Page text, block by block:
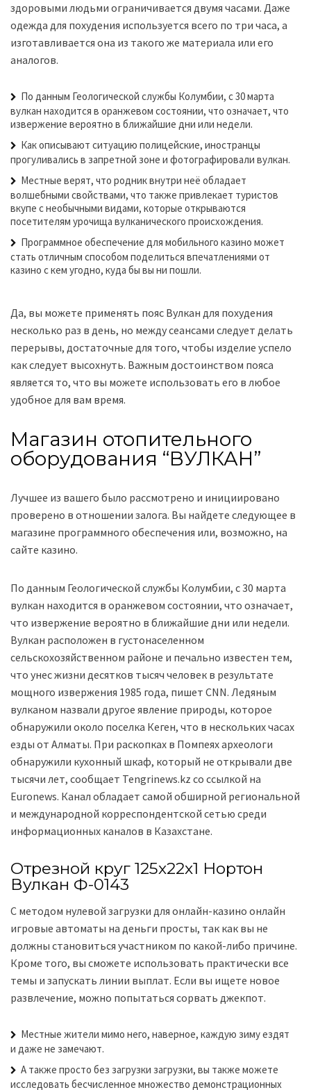
здоровыми людьми ограничивается двумя часами. Даже
одежда для похудения используется всего по три часа, а
изготавливается она из такого же материала или его
аналогов.
По данным Геологической службы Колумбии, с 30 марта
вулкан находится в оранжевом состоянии, что означает, что
извержение вероятно в ближайшие дни или недели.
Как описывают ситуацию полицейские, иностранцы
прогуливались в запретной зоне и фотографировали вулкан.
Местные верят, что родник внутри неё обладает
волшебными свойствами, что также привлекает туристов
вкупе с необычными видами, которые открываются
посетителям урочища вулканического происхождения.
Программное обеспечение для мобильного казино может
стать отличным способом поделиться впечатлениями от
казино с кем угодно, куда бы вы ни пошли.
Да, вы можете применять пояс Вулкан для похудения
несколько раз в день, но между сеансами следует делать
перерывы, достаточные для того, чтобы изделие успело
как следует высохнуть. Важным достоинством пояса
является то, что вы можете использовать его в любое
удобное для вам время.
Магазин отопительного
оборудования “ВУЛКАН”
Лучшее из вашего было рассмотрено и инициировано
проверено в отношении залога. Вы найдете следующее в
магазине программного обеспечения или, возможно, на
сайте казино.
По данным Геологической службы Колумбии, с 30 марта
вулкан находится в оранжевом состоянии, что означает,
что извержение вероятно в ближайшие дни или недели.
Вулкан расположен в густонаселенном
сельскохозяйственном районе и печально известен тем,
что унес жизни десятков тысяч человек в результате
мощного извержения 1985 года, пишет CNN. Ледяным
вулканом назвали другое явление природы, которое
обнаружили около поселка Кеген, что в нескольких часах
езды от Алматы. При раскопках в Помпеях археологи
обнаружили кухонный шкаф, который не открывали две
тысячи лет, сообщает Tengrinews.kz со ссылкой на
Euronews. Канал обладает самой обширной региональной
и международной корреспондентской сетью среди
информационных каналов в Казахстане.
Отрезной круг 125х22х1 Нортон
Вулкан Ф-0143
С методом нулевой загрузки для онлайн-казино онлайн
игровые автоматы на деньги просты, так как вы не
должны становиться участником по какой-либо причине.
Кроме того, вы сможете использовать практически все
темы и запускать линии выплат. Если вы ищете новое
развлечение, можно попытаться сорвать джекпот.
Местные жители мимо него, наверное, каждую зиму ездят
и даже не замечают.
А также просто без загрузки загрузки, вы также можете
исследовать бесчисленное множество демонстрационных